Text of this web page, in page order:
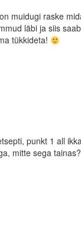
muidugi raske
läbi ja siis
tükkideta!
punkt 1 all
mitte sega